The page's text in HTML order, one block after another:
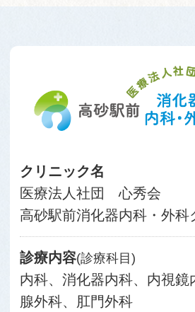
クリニック名
医療法人社団 心秀会
高砂駅前消化器内科・外科
診療内容(診療科目)
内科、消化器内科、内視鏡
腺外科、肛門外科